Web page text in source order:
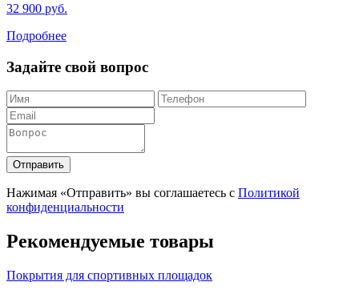
32 900 руб.
Подробнее
Задайте свой вопрос
Отправить
Нажимая «Отправить» вы соглашаетесь с Политикой
конфиденциальности
Рекомендуемые товары
Покрытия для спортивных площадок